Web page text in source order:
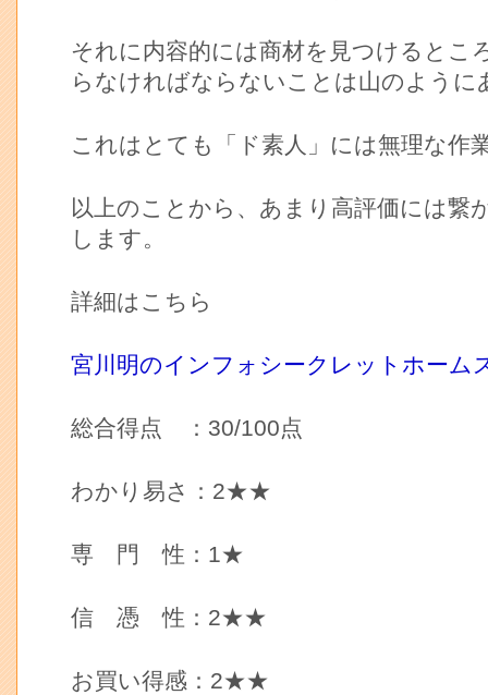
それに内容的には商材を見つけるとこ
らなければならないことは山のように
これはとても「ド素人」には無理な作
以上のことから、あまり高評価には繋
します。
詳細はこちら
宮川明のインフォシークレットホーム
総合得点 ：30/100点
わかり易さ：2★★
専 門 性：1★
信 憑 性：2★★
お買い得感：2★★